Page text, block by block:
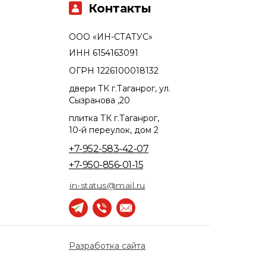
+7-950-856-01-15
+7-952-583-42-07
ООО «ИН-СТАТУС»
плитка ТК г.Таганрог,
10-й переулок, дом 2
двери ТК г.Таганрог, ул.
Сызранова ,20
ОГРН 1226100018132
ИНН 6154163091
Разработка сайта
in-status@mail.ru
Контакты